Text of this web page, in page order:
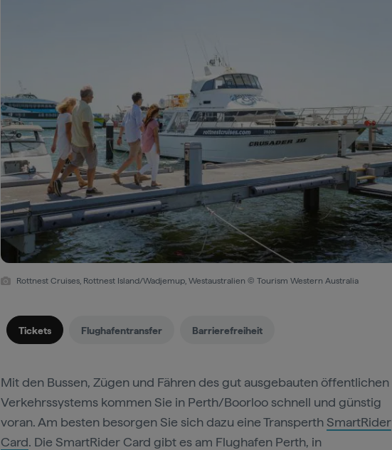
Rottnest Cruises, Rottnest Island/Wadjemup, Westaustralien © Tourism Western Australia
Tickets Flughafentransfer Barrierefreiheit
Mit den Bussen, Zügen und Fähren des gut ausgebauten öffentlichen
Verkehrssystems kommen Sie in Perth/Boorloo schnell und günstig
voran. Am besten besorgen Sie sich dazu eine TransperthSmartRider
Card. Die SmartRider Card gibt es am Flughafen Perth, in